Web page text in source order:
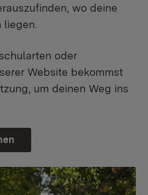
wo deine
oder
Website bekommst
um deinen Weg ins